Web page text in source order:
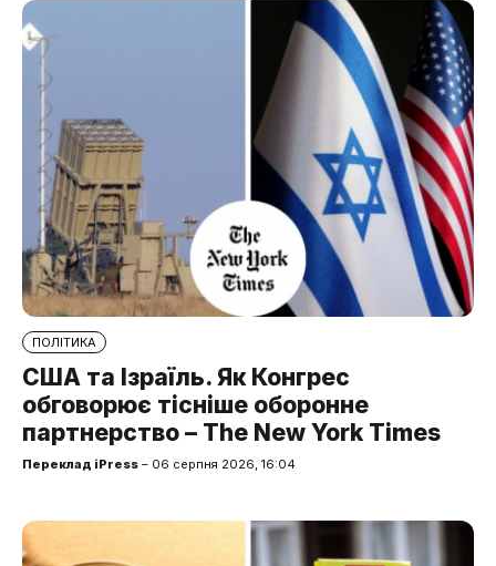
ПОЛІТИКА
США та Ізраїль. Як Конгрес
обговорює тісніше оборонне
партнерство – The New York Times
Переклад iPress – 06 серпня 2026, 16:04